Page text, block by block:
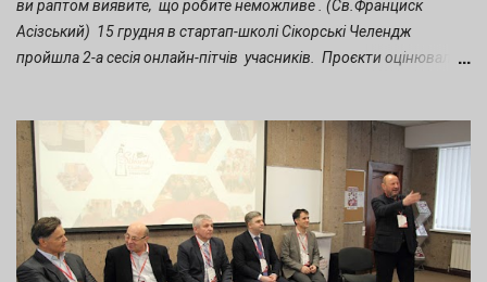
ви раптом виявите, що робите неможливе . (Св.Франциск
Асізський) 15 грудня в стартап-школі Сікорські Челендж
пройшла 2-а сесія онлайн-пітчів учасників. Проєкти оцінювало
директора Інноваційного холдингу Sikorsky Challenge Михайло
Турчанін - проректор з наукової роботи Донбаської державної
академії машинобудування Богдан Андрущенко - член
міжнародного журі Конкурсу Sikorsky Challenge, Golden Egg
Technology Co., (Китай) Валерій Пичко - тренер Стартап-школи
Sikorsky Challenge, головний редактор видання Startup News На